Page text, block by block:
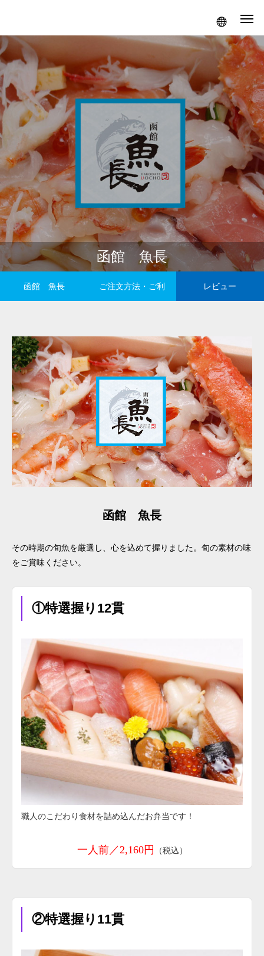
函館 魚長
函館 魚長 ご注文方法・ご利 レビュー
函館 魚長
その時期の旬魚を厳選し、心を込めて握りました。旬の素材の味
をご賞味ください。
①特選握り12貫
職人のこだわり食材を詰め込んだお弁当です！
一人前／2,160円 （税込）
②特選握り11貫